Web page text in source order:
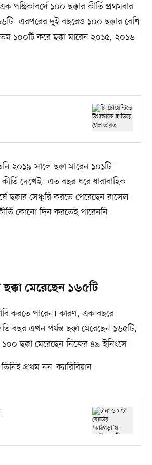
১০০ ছক্কার কীর্তি প্রথমবার
এরপরের দুই বছরেও ১০০ ছক্কার বেশি
১০০টি করে ছক্কা মারেন ২০১৫, ২০১৬
২০১৯ সালে ছক্কা মারেন ১০১টি।
দেখেই। এত বছর ধরে ধারাবাহিক
ছক্কার সেঞ্চুরি করতে পেরেছেন রাসেল।
কোনো দিন করতেই পারেননি।
মেরেছেন ১৬৫টি
করতে পারেন। কারণ, এক বছরে
বছর এখন পর্যন্ত ছক্কা মেরেছেন ১৬৫টি,
ছক্কা মেরেছেন নিজের ৪৯ ইনিংসে।
প্রথম নন–ক্যারিবিয়ান।